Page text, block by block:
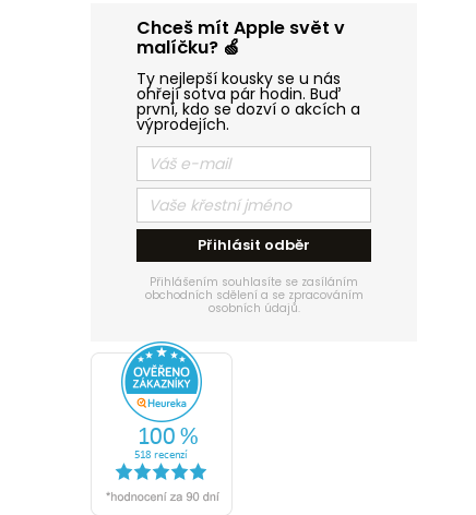
Chceš mít Apple svět v
malíčku? 🍏
Ty nejlepší kousky se u nás
ohřejí sotva pár hodin. Buď
první, kdo se dozví o akcích a
výprodejích.
Přihlásit odběr
Přihlášením souhlasíte se zasíláním
obchodních sdělení a se zpracováním
osobních údajů.